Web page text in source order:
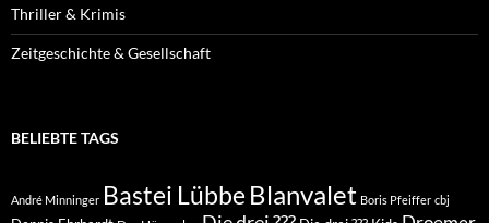
Thriller & Krimis
Zeitgeschichte & Gesellschaft
BELIEBTE TAGS
André Minninger Bastei Lübbe Blanvalet Boris Pfeiffer cbj